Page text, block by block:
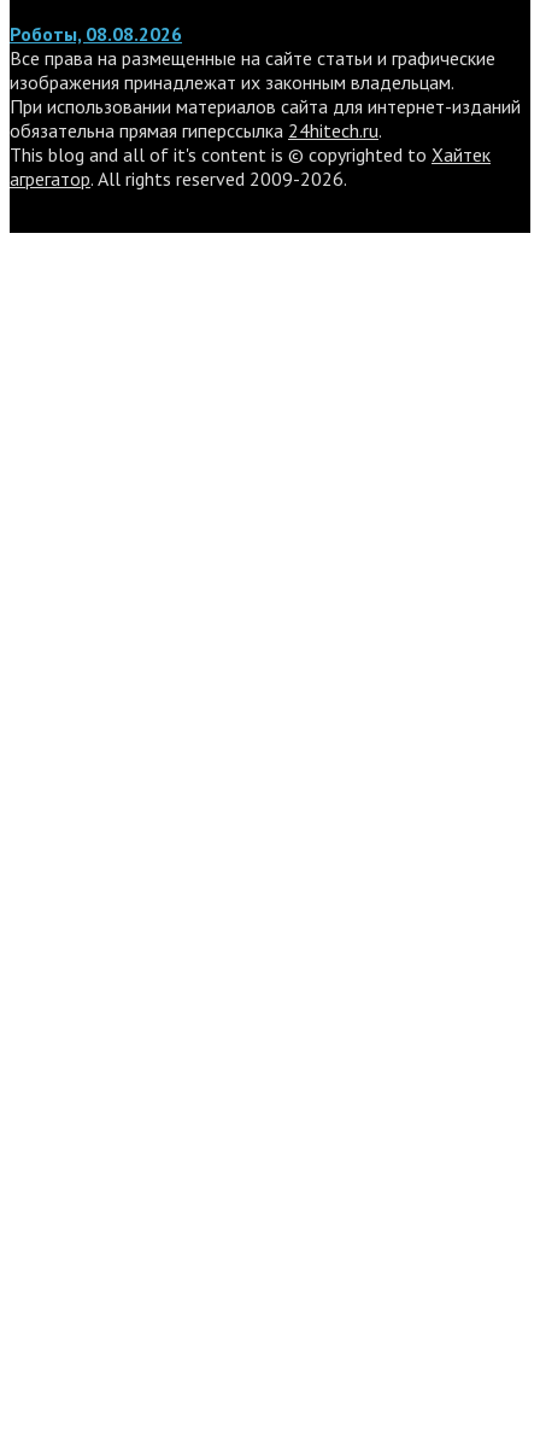
Роботы, 08.08.2026
Все права на размещенные на сайте статьи и графические
изображения принадлежат их законным владельцам.
При использовании материалов сайта для интернет-изданий
обязательна прямая гиперссылка 24hitech.ru.
This blog and all of it's content is © copyrighted to Хайтек
агрегатор. All rights reserved 2009-2026.